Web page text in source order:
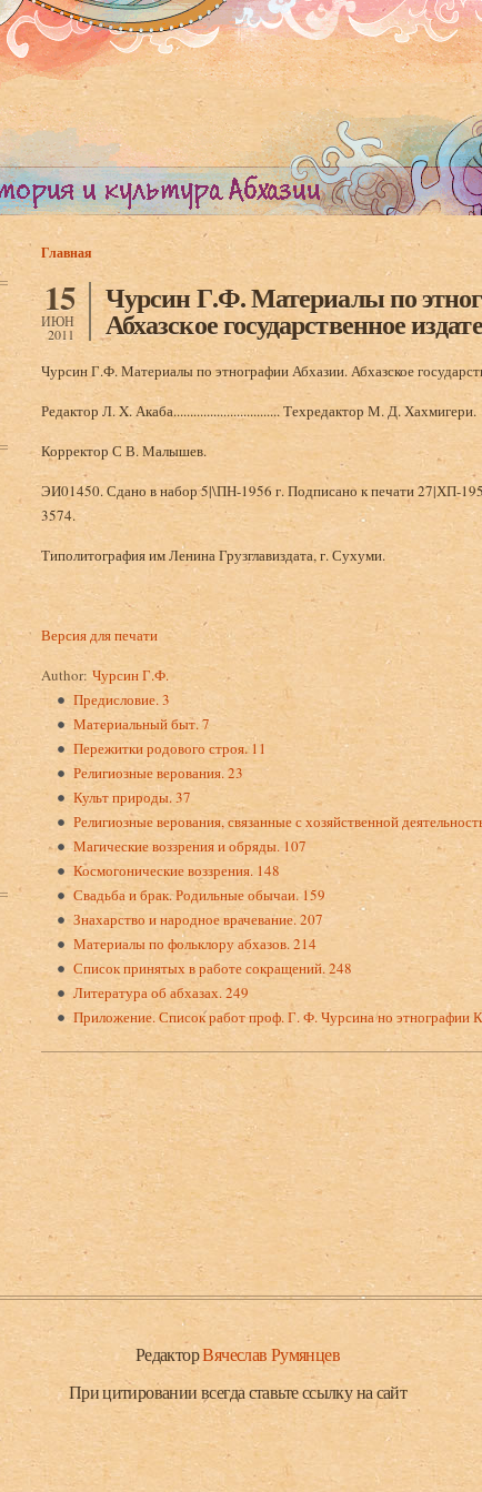
Вы здесь
Главная
15
ИЮН
2011
Чурсин Г.Ф. Материалы по
Абхазское государственное
Чурсин Г.Ф. Материалы по этнографии Абхазии. Абхазское
Редактор Л. X. Акаба................................ Техредактор М. Д. Хахмигери.
Корректор С В. Малышев.
ЭИ01450. Сдано в набор 5|\ПН-1956 г. Подписано к печати 27|ХП-
3574.
Типолитография им Ленина Грузглавиздата, г. Сухуми.
Версия для печати
Author: Чурсин Г.Ф.
Предисловие. 3
Материальный быт. 7
Пережитки родового строя. 11
Религиозные верования. 23
Культ природы. 37
Религиозные верования, связанные с хозяйственной
Магические воззрения и обряды. 107
Космогонические воззрения. 148
Свадьба и брак. Родильные обычаи. 159
Знахарство и народное врачевание. 207
Материалы по фольклору абхазов. 214
Список принятых в работе сокращений. 248
Литература об абхазах. 249
Приложение. Список работ проф. Г. Ф. Чурсина но этнографии
РедакторВячеслав Румянцев
При цитировании всегда ставьте ссылку на сайт